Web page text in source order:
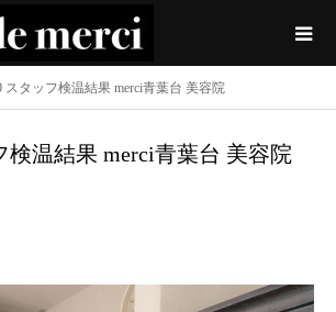
スタッフ検温結果 merci青葉台 美容院
検温結果 merci青葉台 美容院